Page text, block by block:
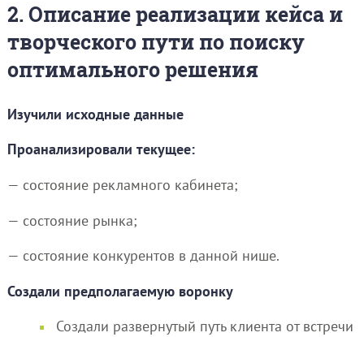
2. Описание реализации кейса и
творческого пути по поиску
оптимального решения
Изучили исходные данные
Проанализировали текущее:
— состояние рекламного кабинета;
— состояние рынка;
— состояние конкурентов в данной нише.
Создали предполагаемую воронку
Создали развернутый путь клиента от встречи